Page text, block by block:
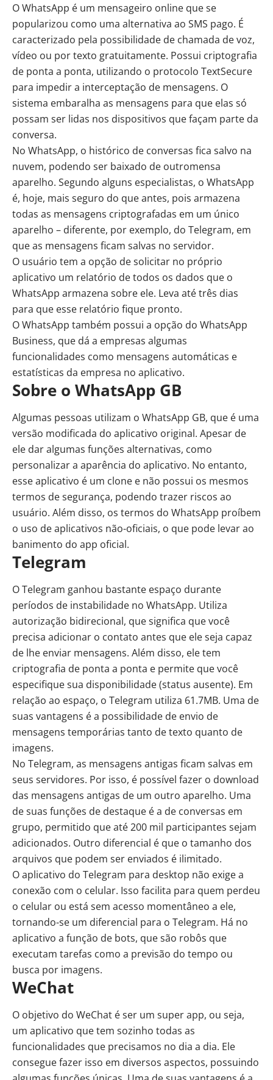
O WhatsApp é um mensageiro online que se
popularizou como uma alternativa ao SMS pago. É
caracterizado pela possibilidade de chamada de voz,
vídeo ou por texto gratuitamente. Possui criptografia
de ponta a ponta, utilizando o protocolo TextSecure
para impedir a interceptação de mensagens. O
sistema embaralha as mensagens para que elas só
possam ser lidas nos dispositivos que façam parte da
conversa.
No WhatsApp, o histórico de conversas fica salvo na
nuvem, podendo ser baixado de outromensa
aparelho. Segundo alguns especialistas, o WhatsApp
é, hoje, mais seguro do que antes, pois armazena
todas as mensagens criptografadas em um único
aparelho – diferente, por exemplo, do Telegram, em
que as mensagens ficam salvas no servidor.
O usuário tem a opção de solicitar no próprio
aplicativo um relatório de todos os dados que o
WhatsApp armazena sobre ele. Leva até três dias
para que esse relatório fique pronto.
O WhatsApp também possui a opção do WhatsApp
Business, que dá a empresas algumas
funcionalidades como mensagens automáticas e
estatísticas da empresa no aplicativo.
Sobre o WhatsApp GB
Algumas pessoas utilizam o WhatsApp GB, que é uma
versão modificada do aplicativo original. Apesar de
ele dar algumas funções alternativas, como
personalizar a aparência do aplicativo. No entanto,
esse aplicativo é um clone e não possui os mesmos
termos de segurança, podendo trazer riscos ao
usuário. Além disso, os termos do WhatsApp proíbem
o uso de aplicativos não-oficiais, o que pode levar ao
banimento do app oficial.
Telegram
OTelegram ganhou bastante espaço durante
períodos de instabilidade no WhatsApp. Utiliza
autorização bidirecional, que significa que você
precisa adicionar o contato antes que ele seja capaz
de lhe enviar mensagens. Além disso, ele tem
criptografia de ponta a ponta e permite que você
especifique sua disponibilidade (status ausente). Em
relação ao espaço, o Telegram utiliza 61.7MB. Uma de
suas vantagens é a possibilidade de envio de
mensagens temporárias tanto de texto quanto de
imagens.
No Telegram, as mensagens antigas ficam salvas em
seus servidores. Por isso, é possível fazer o download
das mensagens antigas de um outro aparelho. Uma
de suas funções de destaque é a de conversas em
grupo, permitido que até 200 mil participantes sejam
adicionados. Outro diferencial é que o tamanho dos
arquivos que podem ser enviados é ilimitado.
O aplicativo do Telegram para desktop não exige a
conexão com o celular. Isso facilita para quem perdeu
o celular ou está sem acesso momentâneo a ele,
tornando-se um diferencial para o Telegram. Há no
aplicativo a função de bots, que são robôs que
executam tarefas como a previsão do tempo ou
busca por imagens.
WeChat
O objetivo do WeChat é ser um super app, ou seja,
um aplicativo que tem sozinho todas as
funcionalidades que precisamos no dia a dia. Ele
consegue fazer isso em diversos aspectos, possuindo